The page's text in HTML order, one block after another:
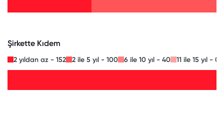
Şirkette Kıdem
2 yıldan az - 152 2 ile 5 yıl - 100 6 ile 10 yıl - 40 11 ile 15 yıl - 0